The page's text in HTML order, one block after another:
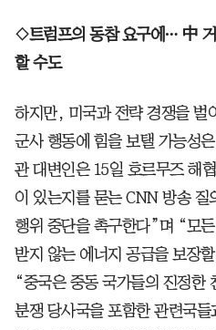
◇트럼프의 동참 요구에… 中
할 수도
하지만, 미국과 전략 경쟁을 벌
군사 행동에 힘을 보탤 가능성
관 대변인은 15일 호르무즈 해
이 있는지를 묻는 CNN 방송 질
행위 중단을 촉구한다”며 “모
받지 않는 에너지 공급을 보장
“중국은 중동 국가들의 진정한
분쟁 당사국을 포함한 관련국